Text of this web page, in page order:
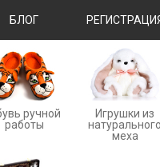
БЛОГ
ручной
работы
Игрушки из
натурального
меха